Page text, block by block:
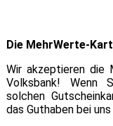
Die MehrWerte-
Wir akzeptieren die
Volksbank! Wenn
solchen
das Guthaben bei